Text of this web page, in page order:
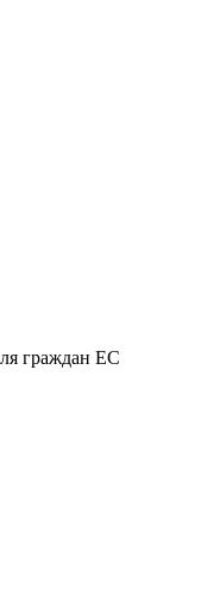
граждан ЕС